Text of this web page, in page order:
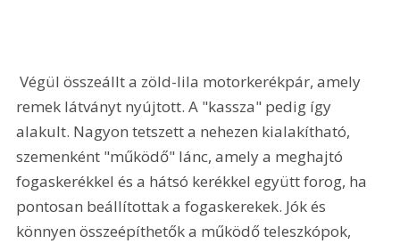
Végül összeállt a zöld-lila motorkerékpár, amely
remek látványt nyújtott. A "kassza" pedig így
alakult. Nagyon tetszett a nehezen kialakítható,
szemenként "működő" lánc, amely a meghajtó
fogaskerékkel és a hátsó kerékkel együtt forog, ha
pontosan beállítottak a fogaskerekek. Jók és
könnyen összeépíthetők a működő teleszkópok,